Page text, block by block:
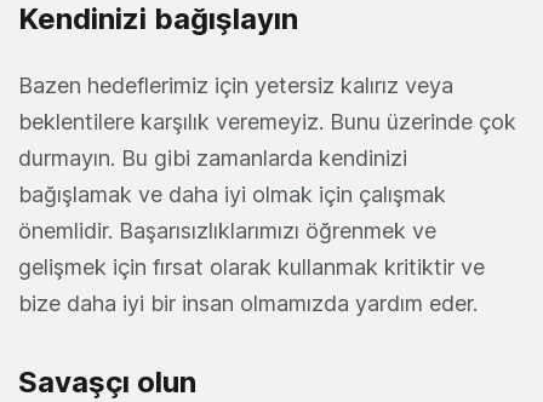
Kendinizi bağışlayın
Bazen hedeflerimiz için yetersiz kalırız veya
beklentilere karşılık veremeyiz. Bunu üzerinde çok
durmayın. Bu gibi zamanlarda kendinizi
bağışlamak ve daha iyi olmak için çalışmak
önemlidir. Başarısızlıklarımızı öğrenmek ve
gelişmek için fırsat olarak kullanmak kritiktir ve
bize daha iyi bir insan olmamızda yardım eder.
Savaşçı olun